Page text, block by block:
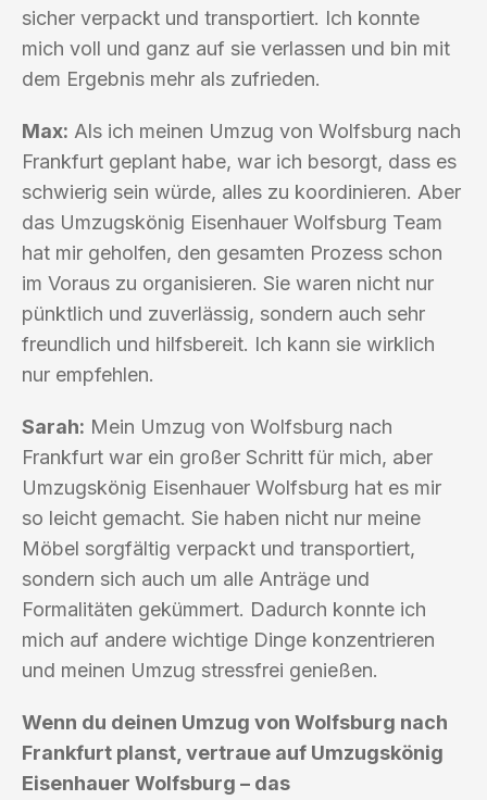
sicher verpackt und transportiert. Ich konnte
mich voll und ganz auf sie verlassen und bin mit
dem Ergebnis mehr als zufrieden.
Max: Als ich meinen Umzug von Wolfsburg nach
Frankfurt geplant habe, war ich besorgt, dass es
schwierig sein würde, alles zu koordinieren. Aber
das Umzugskönig Eisenhauer Wolfsburg Team
hat mir geholfen, den gesamten Prozess schon
im Voraus zu organisieren. Sie waren nicht nur
pünktlich und zuverlässig, sondern auch sehr
freundlich und hilfsbereit. Ich kann sie wirklich
nur empfehlen.
Sarah: Mein Umzug von Wolfsburg nach
Frankfurt war ein großer Schritt für mich, aber
Umzugskönig Eisenhauer Wolfsburg hat es mir
so leicht gemacht. Sie haben nicht nur meine
Möbel sorgfältig verpackt und transportiert,
sondern sich auch um alle Anträge und
Formalitäten gekümmert. Dadurch konnte ich
mich auf andere wichtige Dinge konzentrieren
und meinen Umzug stressfrei genießen.
Wenn du deinen Umzug von Wolfsburg nach
Frankfurt planst, vertraue auf Umzugskönig
Eisenhauer Wolfsburg – das